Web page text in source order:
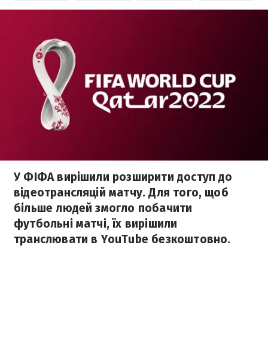
У ФІФА вирішили розширити доступ до
відеотрансляцій матчу. Для того, щоб
більше людей змогло побачити
футбольні матчі, їх вирішили
транслювати в YouTube безкоштовно.